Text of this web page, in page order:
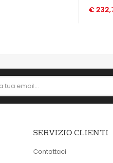
€
SERVIZIO CLIENTI
Contattaci